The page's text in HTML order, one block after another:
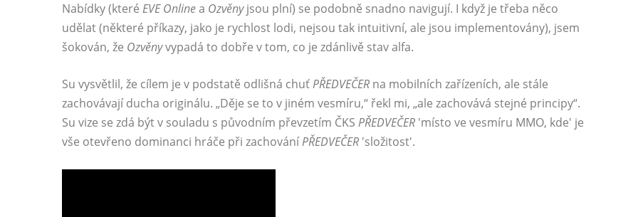
Nabídky (které EVE Onlinea Ozvěnyjsou plní) se podobně snadno navigují. I když je třeba něco
udělat (některé příkazy, jako je rychlost lodi, nejsou tak intuitivní, ale jsou implementovány), jsem
šokován, že Ozvěnyvypadá to dobře v tom, co je zdánlivě stav alfa.
Su vysvětlil, že cílem je v podstatě odlišná chuťPŘEDVEČER na mobilních zařízeních, ale stále
zachovávají ducha originálu. „Děje se to v jiném vesmíru,“ řekl mi, „ale zachovává stejné principy“.
Su vize se zdá být v souladu s původním převzetím ČKS PŘEDVEČER 'místo ve vesmíru MMO, kde' je
vše otevřeno dominanci hráče při zachováníPŘEDVEČER 'složitost'.